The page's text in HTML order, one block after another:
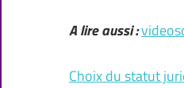
A lire aussi :
Choix du statut